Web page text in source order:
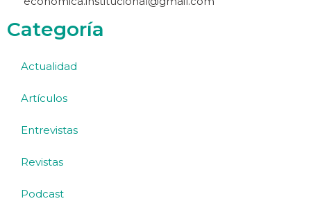
Categoría
Actualidad
Artículos
Entrevistas
Revistas
Podcast